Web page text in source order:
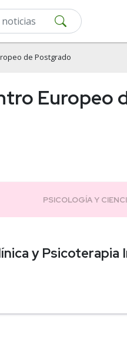
de Postgrado
Europeo
y